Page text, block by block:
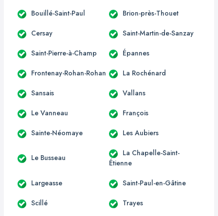
Bouillé-Saint-Paul Brion-près-Thouet
Cersay Saint-Martin-de-Sanzay
Saint-Pierre-à-Champ Épannes
Frontenay-Rohan-Rohan La Rochénard
Sansais Vallans
Le Vanneau François
Sainte-Néomaye Les Aubiers
Le Busseau
La Chapelle-Saint-
Étienne
Largeasse Saint-Paul-en-Gâtine
Scillé Trayes